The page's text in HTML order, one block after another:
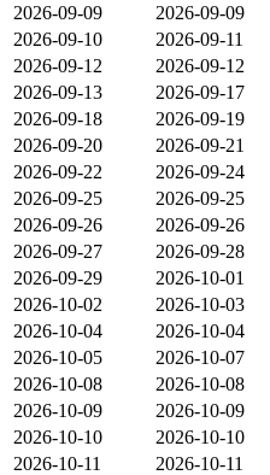
2026-09-09
2026-09-09
2026-09-10
2026-09-11
2026-09-12
2026-09-12
2026-09-13
2026-09-17
2026-09-18
2026-09-19
2026-09-20
2026-09-21
2026-09-22
2026-09-24
2026-09-25
2026-09-25
2026-09-26
2026-09-26
2026-09-27
2026-09-28
2026-09-29
2026-10-01
2026-10-02
2026-10-03
2026-10-04
2026-10-04
2026-10-05
2026-10-07
2026-10-08
2026-10-08
2026-10-09
2026-10-09
2026-10-10
2026-10-10
2026-10-11
2026-10-11